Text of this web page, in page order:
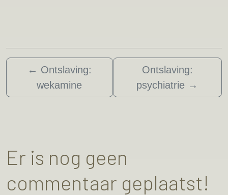
← Ontslaving:
wekamine
Ontslaving:
psychiatrie →
Er is nog geen
commentaar geplaatst!